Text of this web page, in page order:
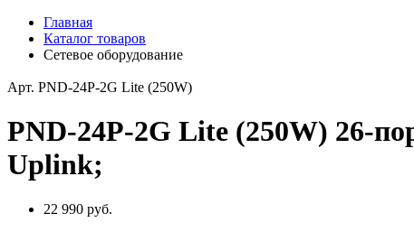
Главная
Каталог товаров
Сетевое оборудование
Арт. PND-24P-2G Lite (250W)
PND-24P-2G Lite (250W) 26-
Uplink;
22 990 руб.